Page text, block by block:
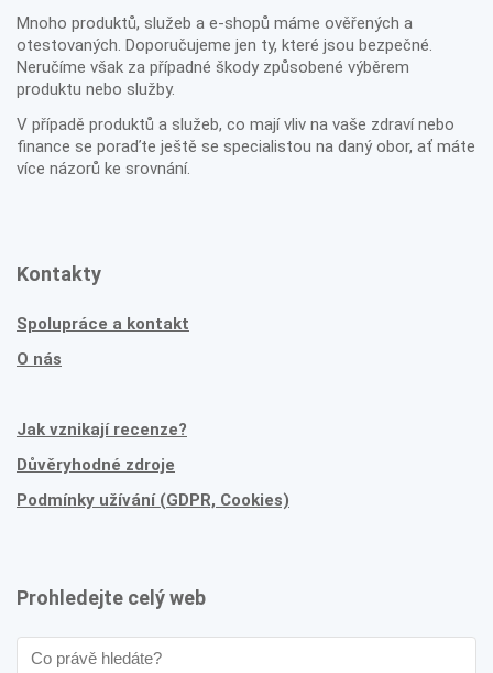
Mnoho produktů, služeb a e-shopů máme ověřených a
otestovaných. Doporučujeme jen ty, které jsou bezpečné.
Neručíme však za případné škody způsobené výběrem
produktu nebo služby.
V případě produktů a služeb, co mají vliv na vaše zdraví nebo
finance se poraďte ještě se specialistou na daný obor, ať máte
více názorů ke srovnání.
Kontakty
Spolupráce a kontakt
O nás
Jak vznikají recenze?
Důvěryhodné zdroje
Podmínky užívání (GDPR, Cookies)
Prohledejte celý web